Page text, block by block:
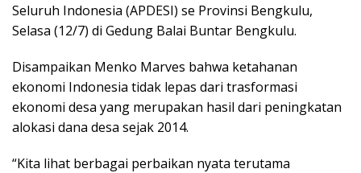
Seluruh Indonesia (APDESI) se Provinsi Bengkulu,
Selasa (12/7) di Gedung Balai Buntar Bengkulu.
Disampaikan Menko Marves bahwa ketahanan
ekonomi Indonesia tidak lepas dari trasformasi
ekonomi desa yang merupakan hasil dari peningkatan
alokasi dana desa sejak 2014.
“Kita lihat berbagai perbaikan nyata terutama